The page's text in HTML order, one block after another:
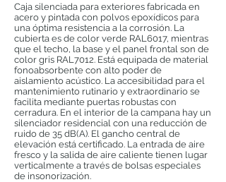
Caja silenciada para exteriores fabricada en
acero y pintada con polvos epoxídicos para
una óptima resistencia a la corrosión. La
cubierta es de color verde RAL6017, mientras
que el techo, la base y el panel frontal son de
color gris RAL7012. Está equipada de material
fonoabsorbente con alto poder de
aislamiento acústico. La accesibilidad para el
mantenimiento rutinario y extraordinario se
facilita mediante puertas robustas con
cerradura. En el interior de la campana hay un
silenciador residencial con una reducción de
ruido de 35 dB(A). El gancho central de
elevación está certificado. La entrada de aire
fresco y la salida de aire caliente tienen lugar
verticalmente a través de bolsas especiales
de insonorización.